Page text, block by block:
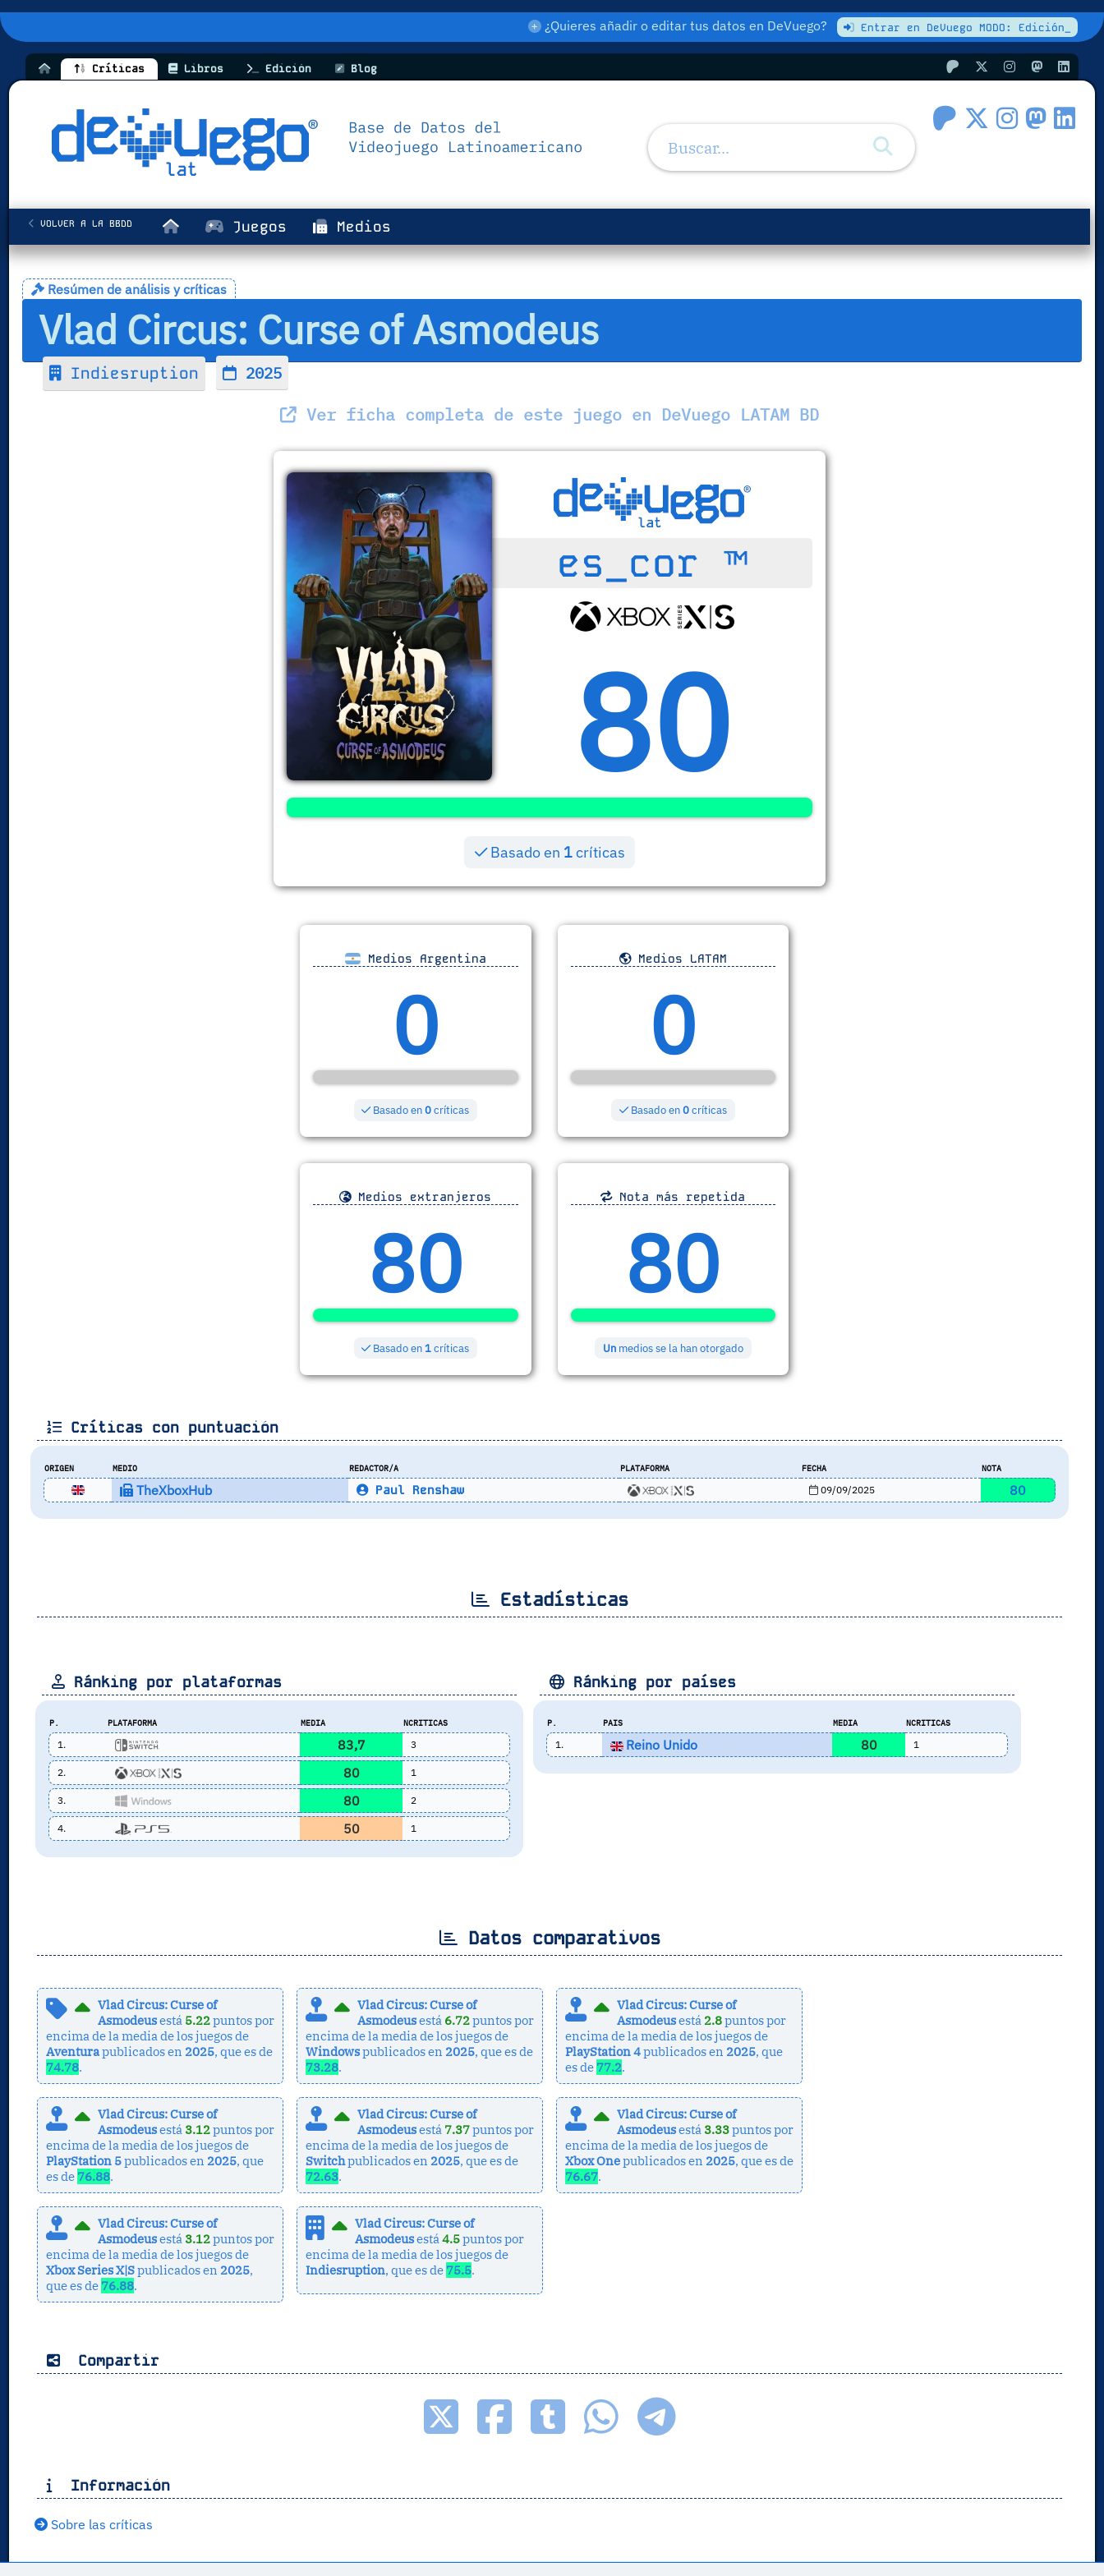
¿Quieres añadir o editar tus datos en DeVuego? Entrar en DeVuego MODO: Edición_
Críticas Libros Edición Blog
Juegos Medios
VOLVER A LA BBDD
Resúmen de análisis y críticas
Vlad Circus: Curse of Asmodeus
Indiesruption 2025
Ver ficha completa de este juego en DeVuego LATAM BD
es_cor ™
80
Basado en 1críticas
Medios Argentina
0
Basado en0críticas
Medios LATAM
0
Basado en0críticas
Medios extranjeros
80
Basado en1críticas
Nota más repetida
80
Unmedios se la han otorgado
Críticas con puntuación
ORIGEN MEDIO REDACTOR/A PLATAFORMA FECHA NOTA
TheXboxHub Paul Renshaw 09/09/2025 80
Estadísticas
Ránking por plataformas
P. PLATAFORMA MEDIA NCRITICAS
1. 83,7 3
2. 80 1
3. 80 2
4. 50 1
Ránking por países
P. PAIS MEDIA NCRITICAS
1. Reino Unido 80 1
Datos comparativos
Vlad Circus: Curse of
Asmodeusestá 5.22puntos por
encima de la media de los juegos de
Aventurapublicados en 2025, que es de
74.78.
Vlad Circus: Curse of
Asmodeusestá 6.72puntos por
encima de la media de los juegos de
Windowspublicados en 2025, que es de
73.28.
Vlad Circus: Curse of
Asmodeusestá 2.8puntos por
encima de la media de los juegos de
PlayStation 4publicados en 2025, que
es de 77.2.
Vlad Circus: Curse of
Asmodeusestá 3.12puntos por
encima de la media de los juegos de
PlayStation 5publicados en 2025, que
es de 76.88.
Vlad Circus: Curse of
Asmodeusestá 7.37puntos por
encima de la media de los juegos de
Switchpublicados en 2025, que es de
72.63.
Vlad Circus: Curse of
Asmodeusestá 3.33puntos por
encima de la media de los juegos de
Xbox Onepublicados en 2025, que es de
76.67.
Vlad Circus: Curse of
Asmodeusestá 3.12puntos por
encima de la media de los juegos de
Xbox Series X|Spublicados en 2025,
que es de 76.88.
Vlad Circus: Curse of
Asmodeusestá4.5puntos por
encima de la media de los juegos de
Indiesruption, que es de 75.5.
Compartir
Información
Sobre las críticas